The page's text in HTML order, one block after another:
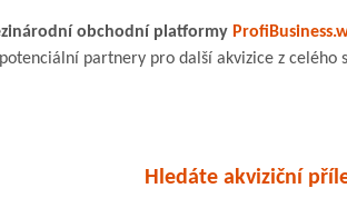
obchodní platformy
partnery pro další akvizice z celého
Hledáte akviziční